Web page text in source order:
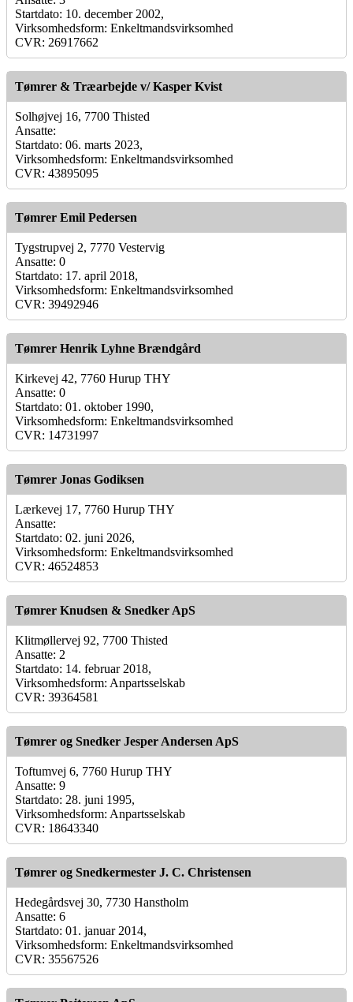
Startdato: 10. december 2002,
Virksomhedsform: Enkeltmandsvirksomhed
CVR: 26917662
Tømrer & Træarbejde v/ Kasper Kvist
Solhøjvej 16, 7700 Thisted
Ansatte:
Startdato: 06. marts 2023,
Virksomhedsform: Enkeltmandsvirksomhed
CVR: 43895095
Tømrer Emil Pedersen
Tygstrupvej 2, 7770 Vestervig
Ansatte: 0
Startdato: 17. april 2018,
Virksomhedsform: Enkeltmandsvirksomhed
CVR: 39492946
Tømrer Henrik Lyhne Brændgård
Kirkevej 42, 7760 Hurup THY
Ansatte: 0
Startdato: 01. oktober 1990,
Virksomhedsform: Enkeltmandsvirksomhed
CVR: 14731997
Tømrer Jonas Godiksen
Lærkevej 17, 7760 Hurup THY
Ansatte:
Startdato: 02. juni 2026,
Virksomhedsform: Enkeltmandsvirksomhed
CVR: 46524853
Tømrer Knudsen & Snedker ApS
Klitmøllervej 92, 7700 Thisted
Ansatte: 2
Startdato: 14. februar 2018,
Virksomhedsform: Anpartsselskab
CVR: 39364581
Tømrer og Snedker Jesper Andersen ApS
Toftumvej 6, 7760 Hurup THY
Ansatte: 9
Startdato: 28. juni 1995,
Virksomhedsform: Anpartsselskab
CVR: 18643340
Tømrer og Snedkermester J. C. Christensen
Hedegårdsvej 30, 7730 Hanstholm
Ansatte: 6
Startdato: 01. januar 2014,
Virksomhedsform: Enkeltmandsvirksomhed
CVR: 35567526